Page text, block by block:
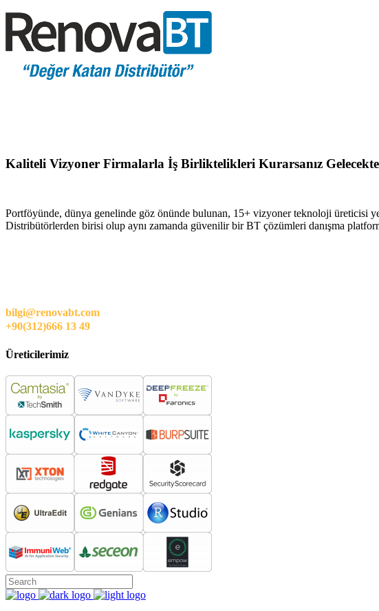
Kaliteli Vizyoner Firmalarla İş Birliktelikleri Kurarsanız
Portföyünde, dünya genelinde göz önünde bulunan, 15+ vizyoner teknoloji üreticisi
Distribütörlerden birisi olup aynı zamanda güvenilir bir BT çözümleri danışma
bilgi@renovabt.com
+90(312)666 13 49
Üreticilerimiz